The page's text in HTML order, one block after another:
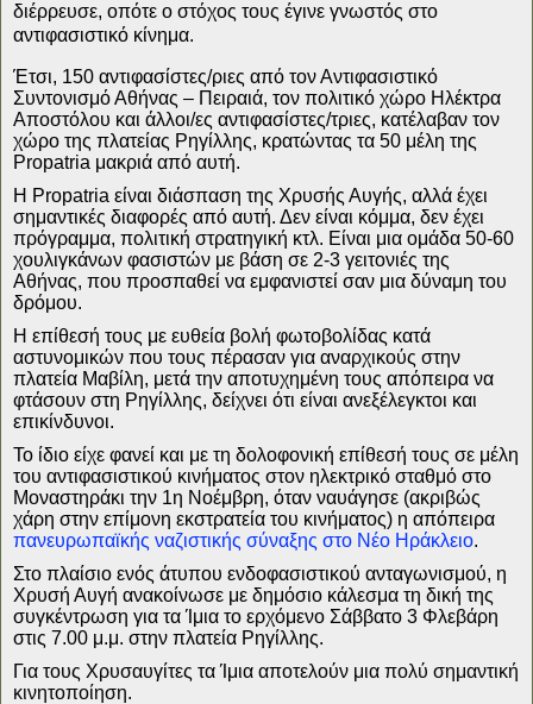
διέρρευσε, οπότε ο στόχος τους έγινε γνωστός στο
αντιφασιστικό κίνημα.
Έτσι, 150 αντιφασίστες/ριες από τον Αντιφασιστικό
Συντονισμό Αθήνας – Πειραιά, τον πολιτικό χώρο Ηλέκτρα
Αποστόλου και άλλοι/ες αντιφασίστες/τριες, κατέλαβαν τον
χώρο της πλατείας Ρηγίλλης, κρατώντας τα 50 μέλη της
Propatria μακριά από αυτή.
Η Propatria είναι διάσπαση της Χρυσής Αυγής, αλλά έχει
σημαντικές διαφορές από αυτή. Δεν είναι κόμμα, δεν έχει
πρόγραμμα, πολιτική στρατηγική κτλ. Είναι μια ομάδα 50-60
χουλιγκάνων φασιστών με βάση σε 2-3 γειτονιές της
Αθήνας, που προσπαθεί να εμφανιστεί σαν μια δύναμη του
δρόμου.
Η επίθεσή τους με ευθεία βολή φωτοβολίδας κατά
αστυνομικών που τους πέρασαν για αναρχικούς στην
πλατεία Μαβίλη, μετά την αποτυχημένη τους απόπειρα να
φτάσουν στη Ρηγίλλης, δείχνει ότι είναι ανεξέλεγκτοι και
επικίνδυνοι.
Το ίδιο είχε φανεί και με τη δολοφονική επίθεσή τους σε μέλη
του αντιφασιστικού κινήματος στον ηλεκτρικό σταθμό στο
Μοναστηράκι την 1η Νοέμβρη, όταν ναυάγησε (ακριβώς
χάρη στην επίμονη εκστρατεία του κινήματος) η απόπειρα
πανευρωπαϊκής ναζιστικής σύναξης στο Νέο Ηράκλειο.
Στο πλαίσιο ενός άτυπου ενδοφασιστικού ανταγωνισμού, η
Χρυσή Αυγή ανακοίνωσε με δημόσιο κάλεσμα τη δική της
συγκέντρωση για τα Ίμια το ερχόμενο Σάββατο 3 Φλεβάρη
στις 7.00 μ.μ. στην πλατεία Ρηγίλλης.
Για τους Χρυσαυγίτες τα Ίμια αποτελούν μια πολύ σημαντική
κινητοποίηση.